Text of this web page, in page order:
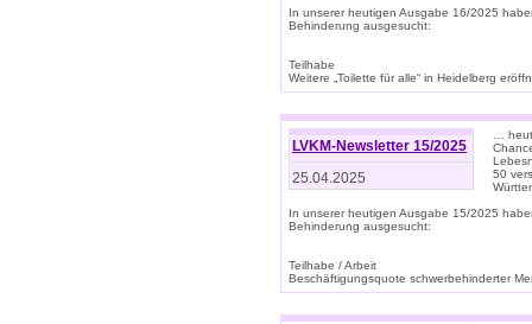
In unserer heutigen Ausgabe 16/2025
Behinderung ausgesucht:
Teilhabe
Weitere „Toilette für alle“ in Heidelberg
LVKM-Newsletter 15/2025
25.04.2025
…
50
In unserer heutigen Ausgabe 15/2025
Behinderung ausgesucht:
Teilhabe / Arbeit
Beschäftigungsquote schwerbehinderter